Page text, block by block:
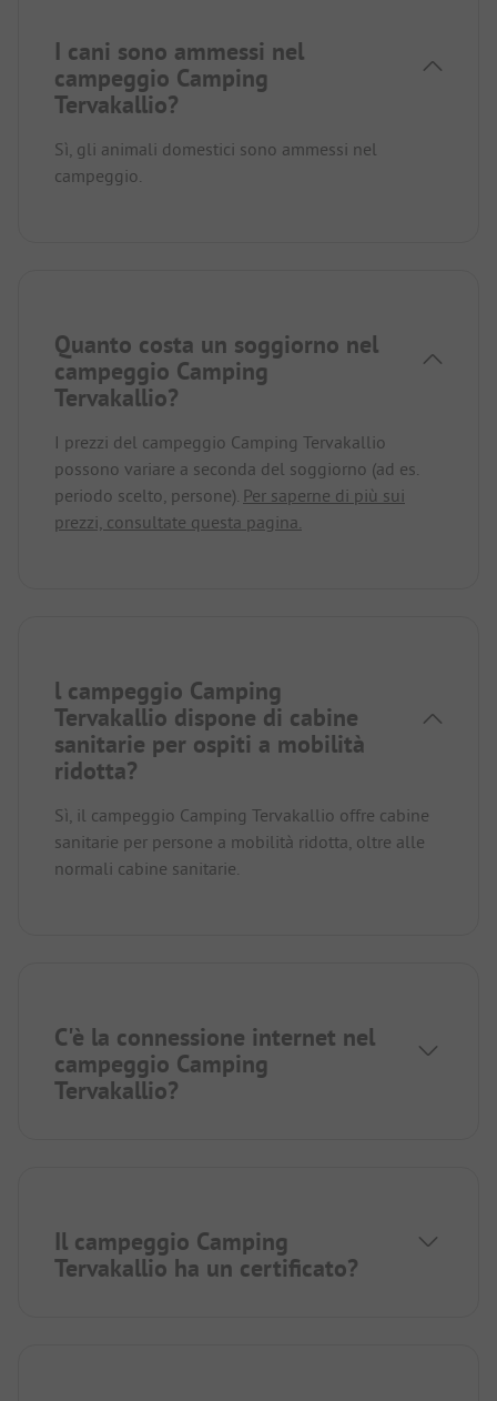
I cani sono ammessi nel
campeggio Camping
Tervakallio?
Sì, gli animali domestici sono ammessi nel
campeggio.
Quanto costa un soggiorno nel
campeggio Camping
Tervakallio?
I prezzi del campeggio Camping Tervakallio
possono variare a seconda del soggiorno (ad es.
periodo scelto, persone). Per saperne di più sui
prezzi, consultate questa pagina.
l campeggio Camping
Tervakallio dispone di cabine
sanitarie per ospiti a mobilità
ridotta?
Sì, il campeggio Camping Tervakallio offre cabine
sanitarie per persone a mobilità ridotta, oltre alle
normali cabine sanitarie.
C'è la connessione internet nel
campeggio Camping
Tervakallio?
Il campeggio Camping
Tervakallio ha un certificato?